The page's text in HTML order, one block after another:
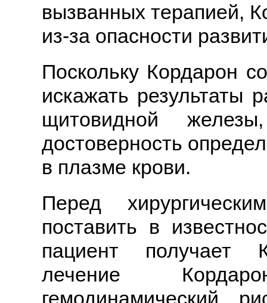
вызванных терапией,
из-за опасности
Поскольку Кордарон
искажать результаты
щитовидной
достоверность
в плазме крови.
Перед
поставить в
пациент получает
лечение
гемодинамический